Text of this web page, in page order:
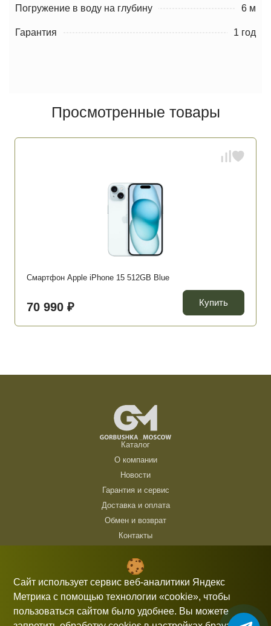
Погружение в воду на глубину 6 м
Гарантия 1 год
Просмотренные товары
Смартфон Apple iPhone 15 512GB Blue
70 990 ₽ Купить
Каталог
О компании
Новости
Гарантия и сервис
Доставка и оплата
Обмен и возврат
Контакты
10:00 — 21:00 без выходных
gorbushka-moscow@yandex.ru
Сайт использует сервис веб-аналитики Яндекс
Метрика с помощью технологии «cookie», чтобы
пользоваться сайтом было удобнее. Вы можете